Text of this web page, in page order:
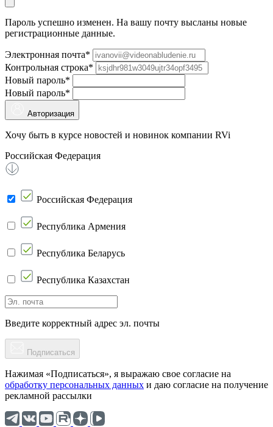
Пароль успешно изменен. На вашу почту высланы новые
регистрационные данные.
Электронная почта*
Контрольная строка*
Новый пароль*
Новый пароль*
Авторизация
Хочу быть в курсе новостей и новинок компании RVi
Российская Федерация
Российская Федерация
Республика Армения
Республика Беларусь
Республика Казахстан
Введите корректный адрес эл. почты
Подписаться
Нажимая «Подписаться», я выражаю свое согласие на
обработку персональных данных и даю согласие на получение
рекламной рассылки